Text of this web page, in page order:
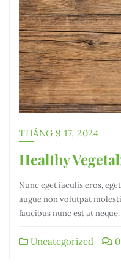
THÁNG 9 17, 2024
Healthy
Nunc eget iaculis eros,
augue non volutpat
faucibus nunc est at neque.
Uncategorized 0